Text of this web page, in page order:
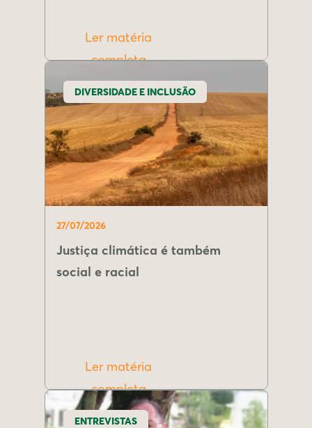
Ler matéria
completa
DIVERSIDADE E INCLUSÃO
27/07/2026
Justiça climática é também
social e racial
Ler matéria
completa
ENTREVISTAS